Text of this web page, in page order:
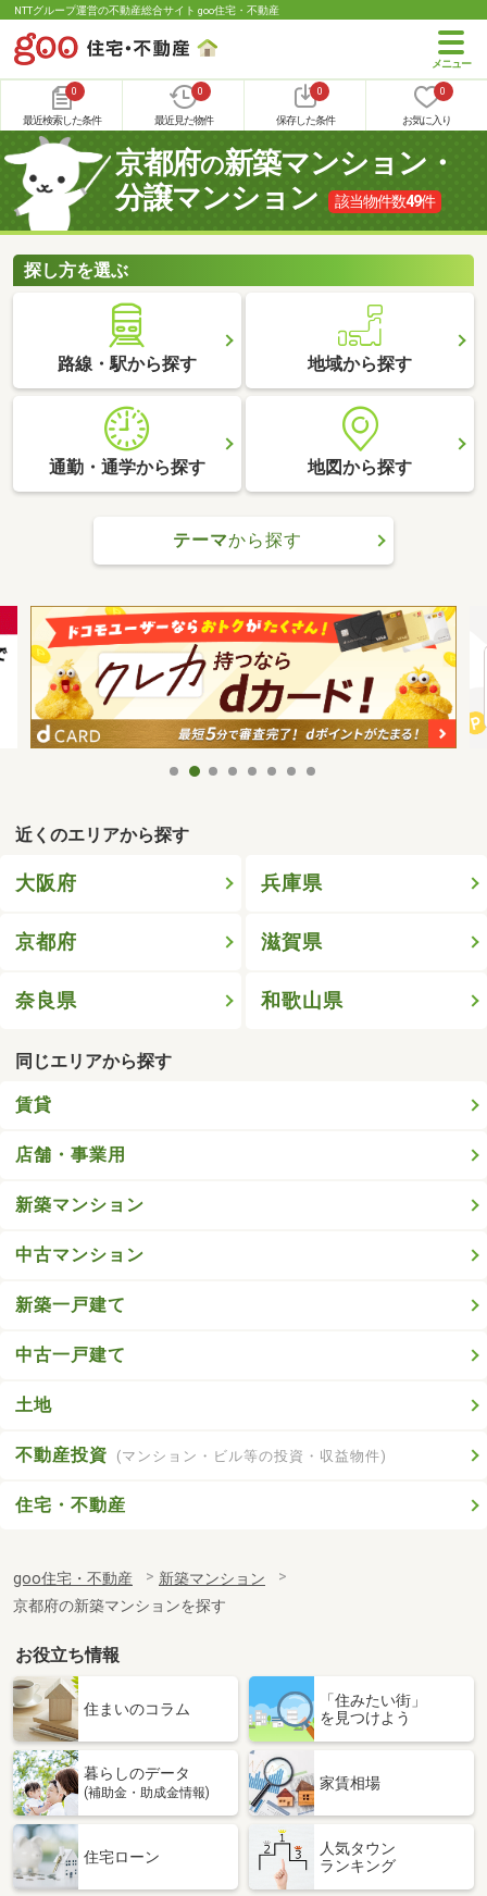
NTTグループ運営の不動産総合サイト goo住宅・不動産
0
最近検索した条件
0
最近見た物件
0
保存した条件
0
お気に入り
京都府の新築マンション・
分譲マンション
該当物件数49件
探し方を選ぶ
路線・駅から探す 地域から探す
通勤・通学から探す 地図から探す
テーマから探す
近くのエリアから探す
大阪府 兵庫県
京都府 滋賀県
奈良県 和歌山県
同じエリアから探す
賃貸
店舗・事業用
新築マンション
中古マンション
新築一戸建て
中古一戸建て
土地
不動産投資 (マンション・ビル等の投資・収益物件)
住宅・不動産
goo住宅・不動産
新築マンション
京都府の新築マンションを探す
お役立ち情報
住まいのコラム
「住みたい街」
を見つけよう
暮らしのデータ
(補助金・助成金情報)
家賃相場
住宅ローン
人気タウン
ランキング